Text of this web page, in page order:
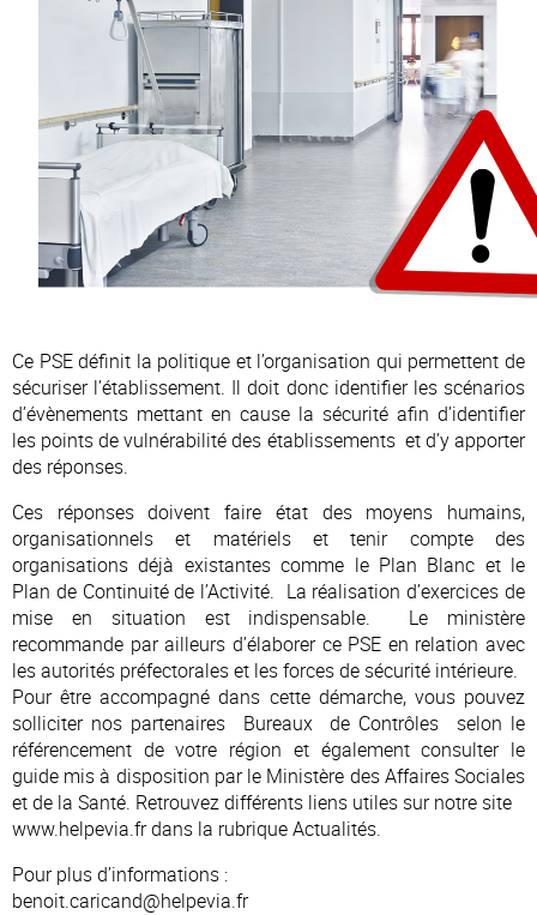
Ce PSE définit la politique et l’organisation qui permettent de
sécuriser l’établissement. Il doit donc identifier les scénarios
d’évènements mettant en cause la sécurité afin d’identifier
les points de vulnérabilité des établissements et d’y apporter
des réponses.
Ces réponses doivent faire état des moyens humains,
organisationnels et matériels et tenir compte des
organisations déjà existantes comme le Plan Blanc et le
Plan de Continuité de l’Activité. La réalisation d’exercices de
mise en situation est indispensable. Le ministère
recommande par ailleurs d’élaborer ce PSE en relation avec
les autorités préfectorales et les forces de sécurité intérieure.
Pour être accompagné dans cette démarche, vous pouvez
solliciter nos partenaires Bureaux de Contrôles selon le
référencement de votre région et également consulter le
guide mis à disposition par le Ministère des Affaires Sociales
et de la Santé. Retrouvez différents liens utiles sur notre site
www.helpevia.fr dans la rubrique Actualités.
Pour plus d’informations :
benoit.caricand@helpevia.fr